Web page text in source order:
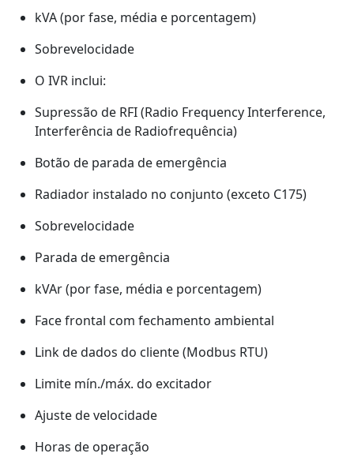
kVA (por fase, média e porcentagem)
Sobrevelocidade
O IVR inclui:
Supressão de RFI (Radio Frequency Interference,
Interferência de Radiofrequência)
Botão de parada de emergência
Radiador instalado no conjunto (exceto C175)
Sobrevelocidade
Parada de emergência
kVAr (por fase, média e porcentagem)
Face frontal com fechamento ambiental
Link de dados do cliente (Modbus RTU)
Limite mín./máx. do excitador
Ajuste de velocidade
Horas de operação